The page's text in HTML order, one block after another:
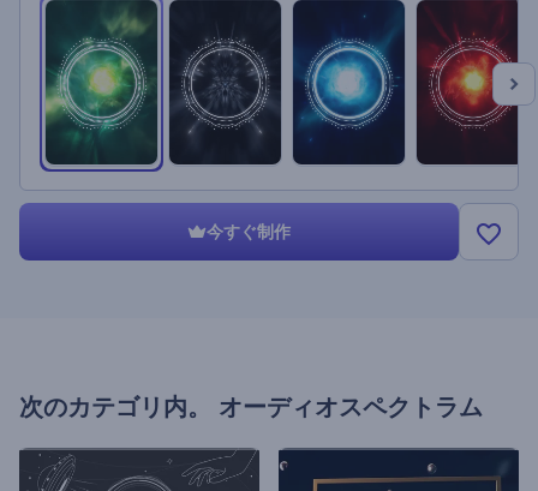
今すぐ制作
次のカテゴリ内。 オーディオスペクトラム